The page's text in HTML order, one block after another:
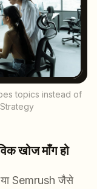
topics instead of
खोज माँग हो
Semrush जैसे